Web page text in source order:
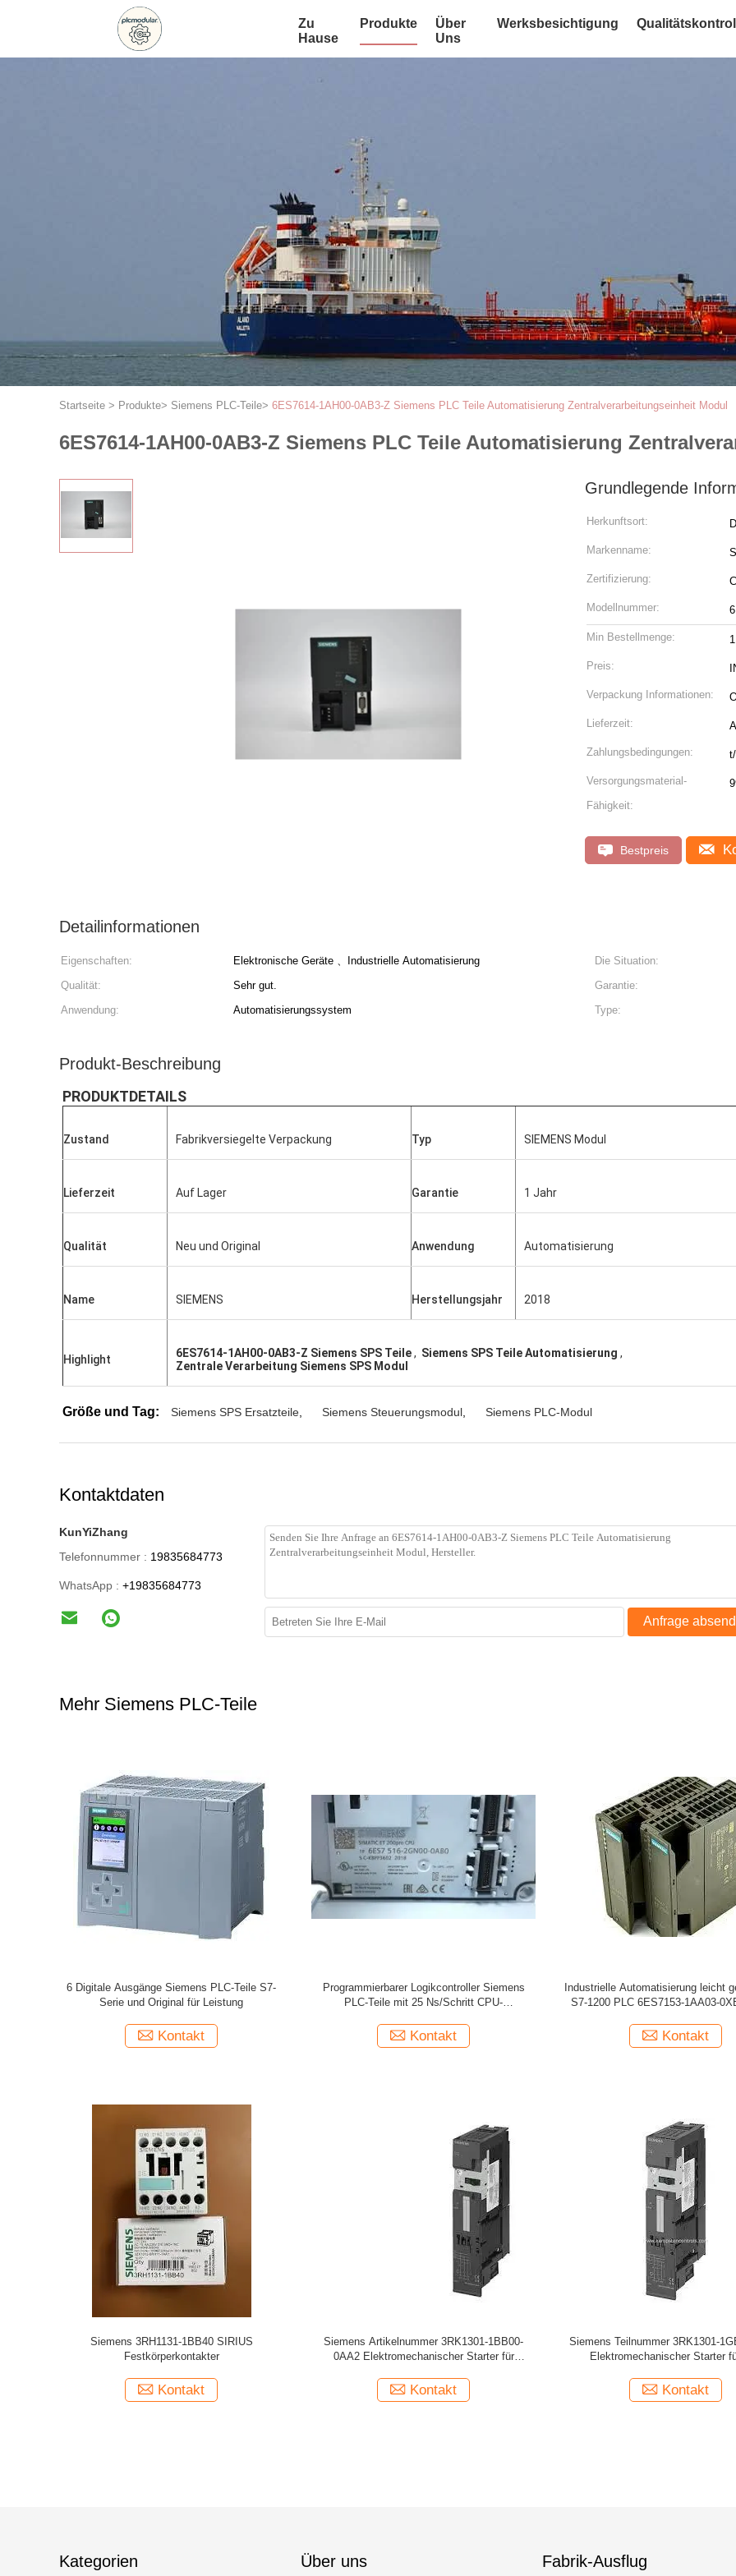
Zu
Hause
Produkte
Über
Uns
Werksbesichtigung
Startseite > Produkte> Siemens PLC-Teile> 6ES7614-1AH00-0AB3-Z Siemens PLC Teile Automatisierung Zentralverarbeitungseinheit Modul
6ES7614-1AH00-0AB3-Z Siemens PLC Teile Automatisierung
Grundlegende
Herkunftsort:
Markenname:
Zertifizierung:
Modellnummer:
Min Bestellmenge: 1
Preis:
Verpackung Informationen:
Lieferzeit:
Zahlungsbedingungen:
Versorgungsmaterial-
Fähigkeit:
Bestpreis
Detailinformationen
Eigenschaften: Elektronische Geräte 、Industrielle Automatisierung
Die Situation:
Qualität:
Sehr gut.
Garantie:
Anwendung:
Automatisierungssystem Type:
Produkt-Beschreibung
PRODUKTDETAILS
Zustand Fabrikversiegelte Verpackung Typ SIEMENS Modul
Lieferzeit Auf Lager Garantie 1 Jahr
Qualität Neu und Original Anwendung Automatisierung
Name SIEMENS Herstellungsjahr 2018
Highlight 6ES7614-1AH00-0AB3-Z Siemens SPS Teile, Siemens SPS Teile Automatisierung ,
Zentrale Verarbeitung Siemens SPS Modul
Größe und Tag: Siemens SPS Ersatzteile Siemens Steuerungsmodul Siemens PLC-Modul
Kontaktdaten
KunYiZhang
Telefonnummer : 19835684773
WhatsApp : +19835684773
Anfrage
Mehr Siemens PLC-Teile
6 Digitale Ausgänge Siemens PLC-Teile S7-
Serie und Original für Leistung
Kontakt
Programmierbarer Logikcontroller Siemens
PLC-Teile mit 25 Ns/Schritt CPU-
Kontakt
Industrielle Automatisierung leicht
S7-1200 PLC 6ES7153-1AA03-
Kontakt
Siemens 3RH1131-1BB40 SIRIUS
Festkörperkontakter
Kontakt
Siemens Artikelnummer 3RK1301-1BB00-
0AA2 Elektromechanischer Starter für
Kontakt
Siemens Teilnummer 3RK1301-
Elektromechanischer Starter
Kontakt
Kategorien Über uns Fabrik-Ausflug